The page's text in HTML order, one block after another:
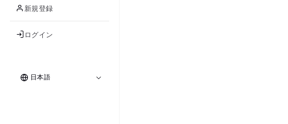
新規登録
ログイン
語
日本語